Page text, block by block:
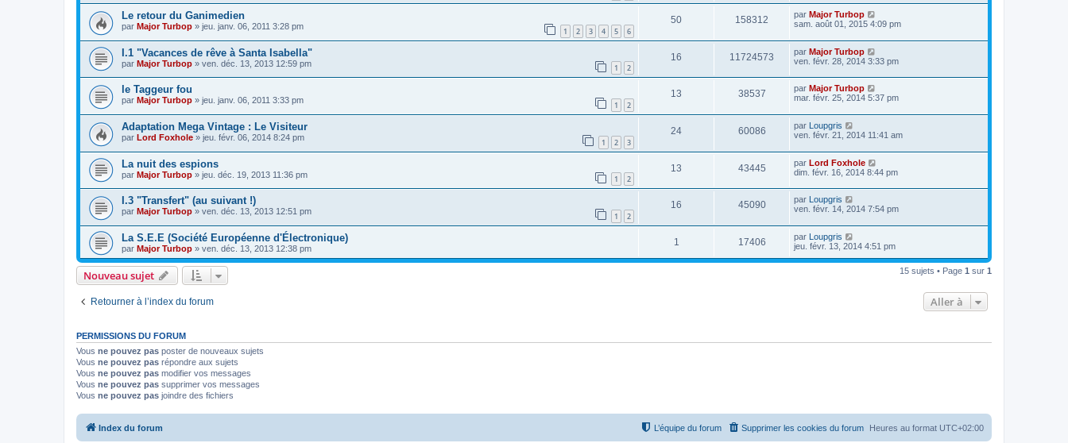
Le retour du Ganimedien
par Major Turbop » jeu. janv. 06, 2011 3:28 pm 1 2 3 4 5 6
50 158312 par Major Turbop
sam. août 01, 2015 4:09 pm
I.1 "Vacances de rêve à Santa Isabella"
par Major Turbop » ven. déc. 13, 2013 12:59 pm 1 2
16 11724573 par Major Turbop
ven. févr. 28, 2014 3:33 pm
le Taggeur fou
par Major Turbop » jeu. janv. 06, 2011 3:33 pm 1 2
13 38537 par Major Turbop
mar. févr. 25, 2014 5:37 pm
Adaptation Mega Vintage : Le Visiteur
par Lord Foxhole » jeu. févr. 06, 2014 8:24 pm 1 2 3
24 60086 par Loupgris
ven. févr. 21, 2014 11:41 am
La nuit des espions
par Major Turbop » jeu. déc. 19, 2013 11:36 pm 1 2
13 43445 par Lord Foxhole
dim. févr. 16, 2014 8:44 pm
I.3 "Transfert" (au suivant !)
par Major Turbop » ven. déc. 13, 2013 12:51 pm 1 2
16 45090 par Loupgris
ven. févr. 14, 2014 7:54 pm
La S.E.E (Société Européenne d'Électronique)
par Major Turbop » ven. déc. 13, 2013 12:38 pm
1 17406 par Loupgris
jeu. févr. 13, 2014 4:51 pm
Nouveau sujet 15 sujets • Page 1 sur 1
Retourner à l’index du forum Aller à
PERMISSIONS DU FORUM
Vous ne pouvez pas poster de nouveaux sujets
Vous ne pouvez pas répondre aux sujets
Vous ne pouvez pas modifier vos messages
Vous ne pouvez pas supprimer vos messages
Vous ne pouvez pas joindre des fichiers
Index du forum Heures au format UTC+02:00
Supprimer les cookies du forum
L’équipe du forum